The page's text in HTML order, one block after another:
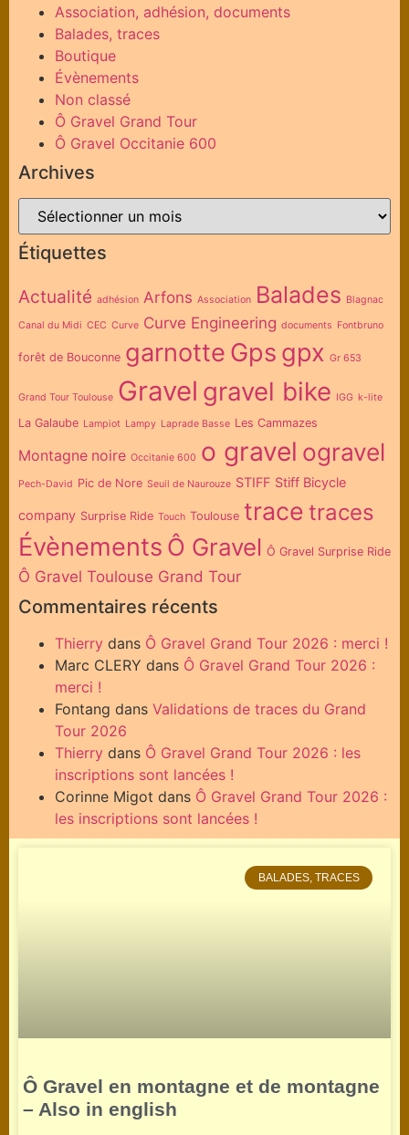
Association, adhésion, documents
Balades, traces
Boutique
Évènements
Non classé
Ô Gravel Grand Tour
Ô Gravel Occitanie 600
Archives
Étiquettes
Actualité adhésion Arfons Association Balades Blagnac
Canal du Midi CEC Curve Curve Engineering documents Fontbruno
forêt de Bouconne garnotte Gps gpx Gr 653
Grand Tour Toulouse Gravel gravel bike IGG k-lite
La Galaube Lampiot Lampy Laprade Basse Les Cammazes
Montagne noire Occitanie 600 o gravel ogravel
Pech-David Pic de Nore Seuil de Naurouze STIFF Stiff Bicycle
company Surprise Ride Touch Toulouse trace traces
Évènements Ô Gravel Ô Gravel Surprise Ride
Ô Gravel Toulouse Grand Tour
Commentaires récents
Thierry dans Ô Gravel Grand Tour 2026 : merci !
Marc CLERY dans Ô Gravel Grand Tour 2026 :
merci !
Fontang dans Validations de traces du Grand
Tour 2026
Thierry dans Ô Gravel Grand Tour 2026 : les
inscriptions sont lancées !
Corinne Migot dans Ô Gravel Grand Tour 2026 :
les inscriptions sont lancées !
BALADES, TRACES
Ô Gravel en montagne et de montagne
– Also in english